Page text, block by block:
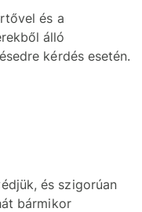
és a
álló
kérdés esetén.
és szigorúan
bármikor